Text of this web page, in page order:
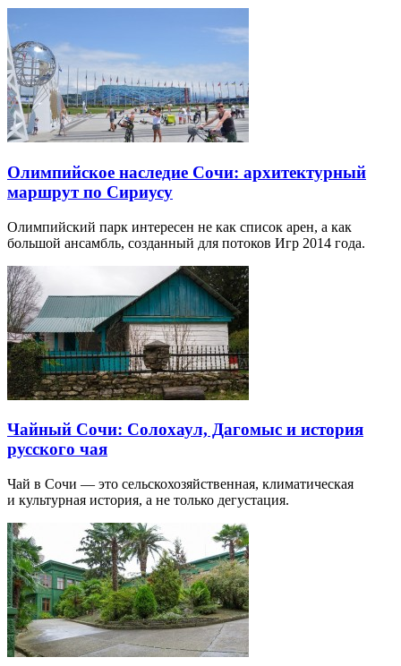
Олимпийское наследие Сочи: архитектурный
маршрут по Сириусу
Олимпийский парк интересен не как список арен, а как
большой ансамбль, созданный для потоков Игр 2014 года.
Чайный Сочи: Солохаул, Дагомыс и история
русского чая
Чай в Сочи — это сельскохозяйственная, климатическая
и культурная история, а не только дегустация.